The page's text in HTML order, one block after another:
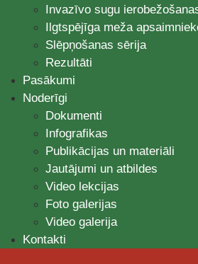
Invazīvo sugu
Ilgtspējīga meža
Slēpņošanas sērija
Rezultāti
Pasākumi
Noderīgi
Dokumenti
Infografikas
Publikācijas un materiāli
Jautājumi un atbildes
Video lekcijas
Foto galerijas
Video galerija
Kontakti